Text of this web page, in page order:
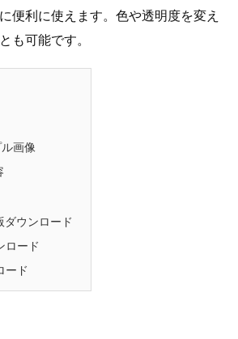
便利に使えます。色や透明度を変え
も可能です。
画像
ダウンロード
ロード
ード